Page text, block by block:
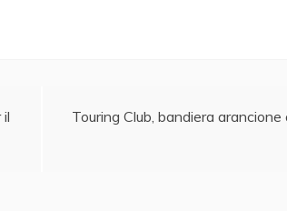
Touring Club, bandiera arancione